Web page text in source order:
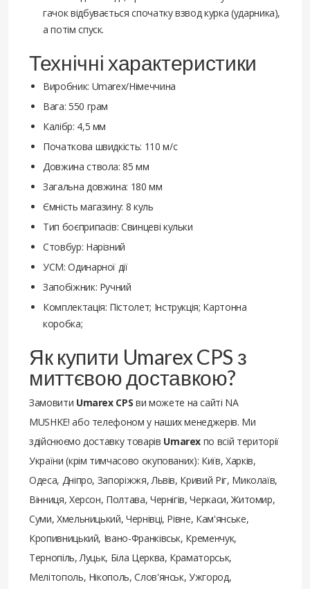
гачок відбувається спочатку взвод курка (ударника),
а потім спуск.
Технічні характеристики
Виробник: Umarex/Німеччина
Вага: 550 грам
Калібр: 4,5 мм
Початкова швидкість: 110 м/с
Довжина ствола: 85 мм
Загальна довжина: 180 мм
Ємність магазину: 8 куль
Тип боєприпасів: Свинцеві кульки
Стовбур: Нарізний
УСМ: Одинарної дії
Запобіжник: Ручний
Комплектація: Пістолет; Інструкція; Картонна
коробка;
Як купити Umarex CPS з
миттєвою доставкою?
Замовити Umarex CPS ви можете на сайті NA
MUSHKE! або телефоном у наших менеджерів. Ми
здійснюємо доставку товарів Umarex по всій території
України (крім тимчасово окупованих): Київ, Харків,
Одеса, Дніпро, Запоріжжя, Львів, Кривий Ріг, Миколаїв,
Вінниця, Херсон, Полтава, Чернігів, Черкаси, Житомир,
Суми, Хмельницький, Чернівці, Рівне, Кам'янське,
Кропивницький, Івано-Франківськ, Кременчук,
Тернопіль, Луцьк, Біла Церква, Краматорськ,
Мелітополь, Нікополь, Слов'янськ, Ужгород,